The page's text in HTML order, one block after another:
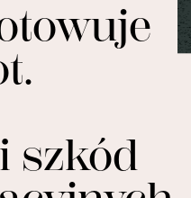
szkód